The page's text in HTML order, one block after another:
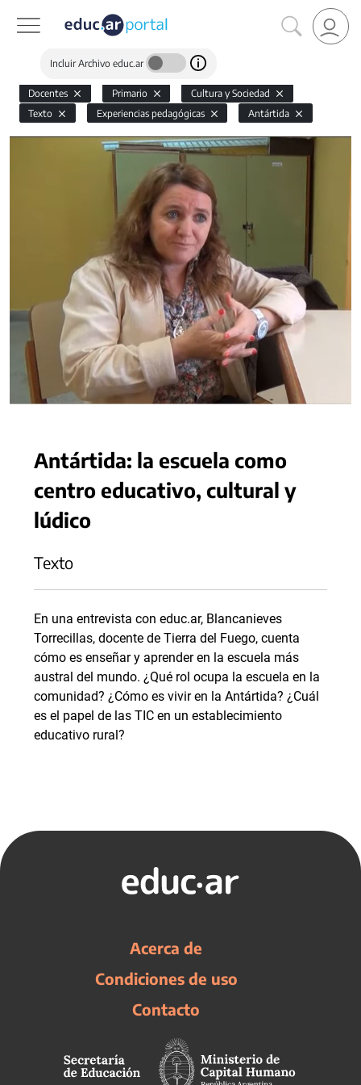
Incluir Archivo educ.ar
Docentes Primario
Cultura y Sociedad
Texto
Experiencias pedagógicas Antártida
Antártida: la escuela como
centro educativo, cultural y
lúdico
Texto
En una entrevista con educ.ar, Blancanieves
Torrecillas, docente de Tierra del Fuego, cuenta
cómo es enseñar y aprender en la escuela más
austral del mundo. ¿Qué rol ocupa la escuela en la
comunidad? ¿Cómo es vivir en la Antártida? ¿Cuál
es el papel de las TIC en un establecimiento
educativo rural?
Acerca de
Condiciones de uso
Contacto